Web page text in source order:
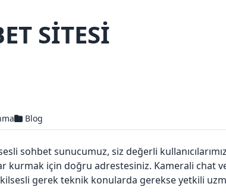
SITESI
Blog
sohbet sunucumuz, siz değerli
kurmak için doğru adrestesiniz. Kamerali chat
gerek teknik konularda gerekse yetkili